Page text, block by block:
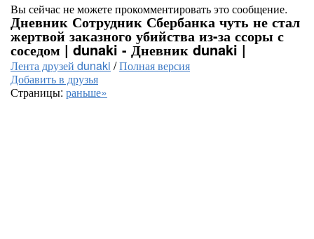
Вы сейчас не можете прокомментировать это сообщение.
Дневник Сотрудник Сбербанка чуть не стал
жертвой заказного убийства из-за ссоры с
соседом | dunaki - Дневник dunaki |
Лента друзей dunaki /Полная версия
Добавить в друзья
Страницы: раньше»